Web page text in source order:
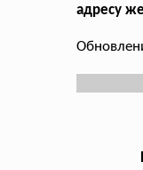
адресу